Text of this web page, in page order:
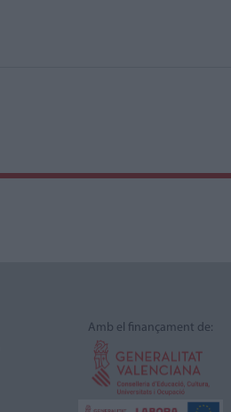
Amb el finançament de: